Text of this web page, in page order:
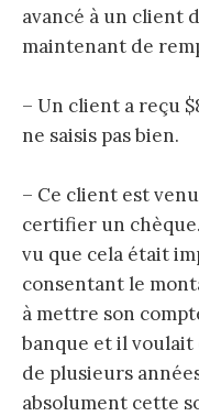
avancé à un client
maintenant de
– Un client a reçu
ne saisis pas bien.
– Ce client est
certifier un chèque.
vu que cela était
consentant le
à mettre son
banque et il voulait
de plusieurs
absolument cette